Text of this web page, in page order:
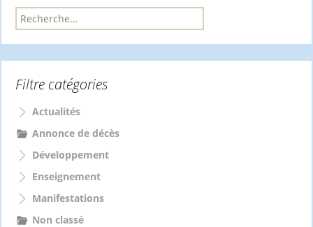
R
e
r
h
r
Filtre catégories
Actualités
Annonce de décès
Développement
Enseignement
Manifestations
Non classé